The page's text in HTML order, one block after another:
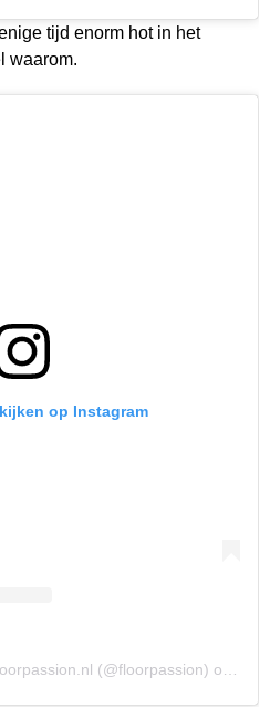
tijd enorm hot in het
waarom.
op Instagram
(@floorpassion) op